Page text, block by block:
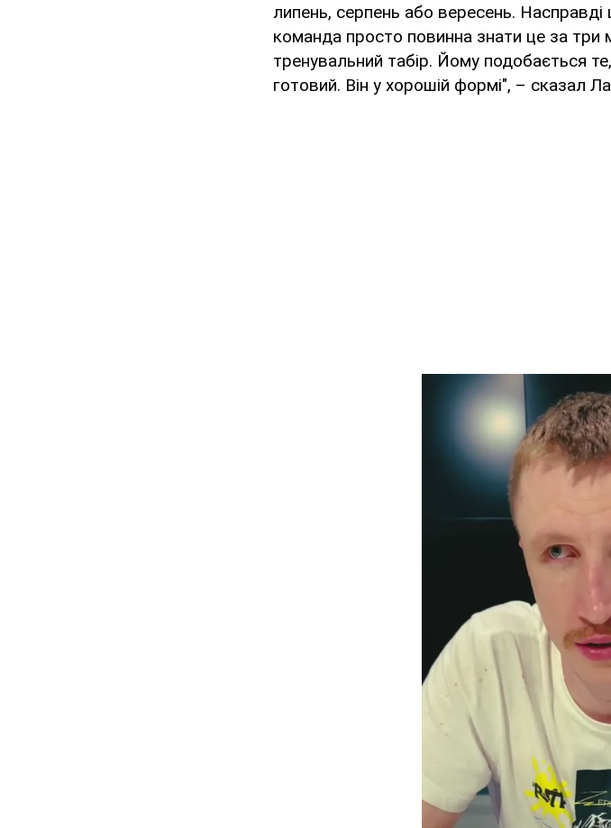
липень, серпень або вересень.
команда просто повинна знати це за три
тренувальний табір. Йому подобається
готовий. Він у хорошій формі", – сказал